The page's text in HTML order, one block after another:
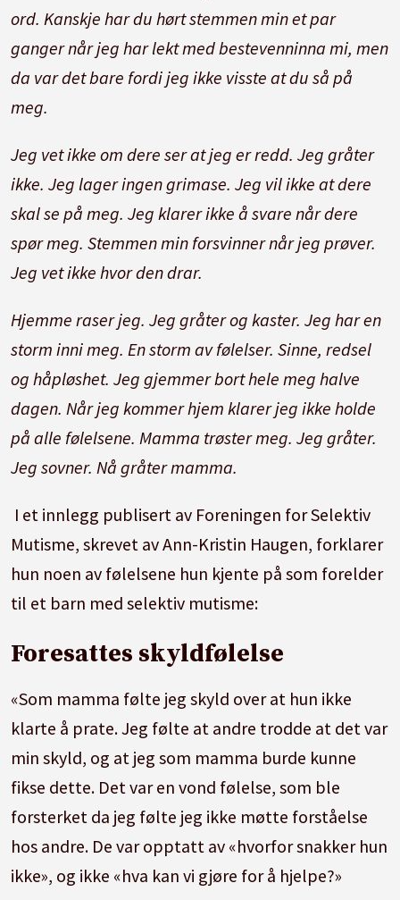
ord. Kanskje har du hørt stemmen min et par
ganger når jeg har lekt med bestevenninna mi, men
da var det bare fordi jeg ikke visste at du så på
meg.
Jeg vet ikke om dere ser at jeg er redd. Jeg gråter
ikke. Jeg lager ingen grimase. Jeg vil ikke at dere
skal se på meg. Jeg klarer ikke å svare når dere
spør meg. Stemmen min forsvinner når jeg prøver.
Jeg vet ikke hvor den drar.
Hjemme raser jeg. Jeg gråter og kaster. Jeg har en
storm inni meg. En storm av følelser. Sinne, redsel
og håpløshet. Jeg gjemmer bort hele meg halve
dagen. Når jeg kommer hjem klarer jeg ikke holde
på alle følelsene. Mamma trøster meg. Jeg gråter.
Jeg sovner. Nå gråter mamma.
I et innlegg publisert av Foreningen for Selektiv
Mutisme, skrevet av Ann-Kristin Haugen, forklarer
hun noen av følelsene hun kjente på som forelder
til et barn med selektiv mutisme:
Foresattes skyldfølelse
«Som mamma følte jeg skyld over at hun ikke
klarte å prate. Jeg følte at andre trodde at det var
min skyld, og at jeg som mamma burde kunne
fikse dette. Det var en vond følelse, som ble
forsterket da jeg følte jeg ikke møtte forståelse
hos andre. De var opptatt av «hvorfor snakker hun
ikke», og ikke «hva kan vi gjøre for å hjelpe?»